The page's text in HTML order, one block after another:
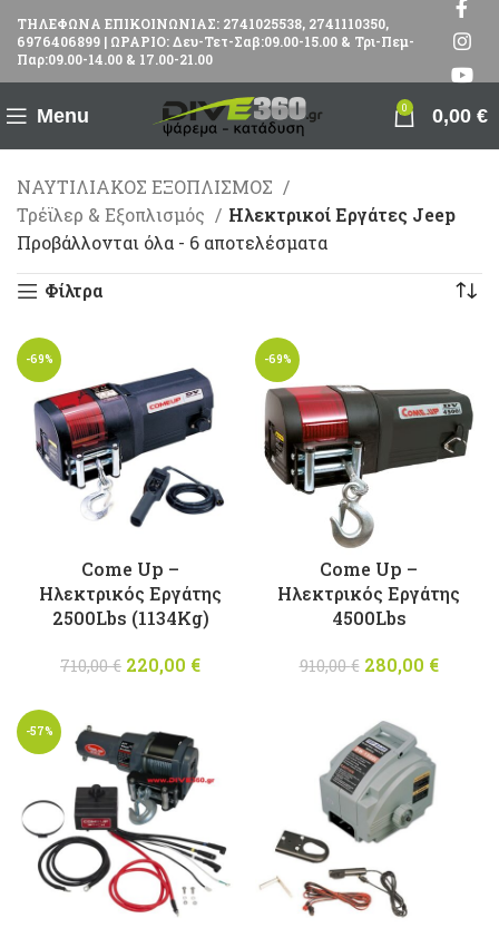
ΤΗΛΕΦΩΝΑ ΕΠΙΚΟΙΝΩΝΙΑΣ: 2741025538, 2741110350,
6976406899 | ΩΡΑΡΙΟ: Δευ-Τετ-Σαβ:09.00-15.00 & Τρι-Πεμ-
Παρ:09.00-14.00 & 17.00-21.00
Menu 0 0,00 €
ΝΑΥΤΙΛΙΑΚΟΣ ΕΞΟΠΛΙΣΜΟΣ
Τρέϊλερ & Εξοπλισμός
Ηλεκτρικοί Εργάτες Jeep
Προβάλλονται όλα - 6 αποτελέσματα
Φίλτρα
-69%
Come Up –
Ηλεκτρικός Εργάτης
2500Lbs (1134Kg)
710,00€
Original
220,00 €
-69%
Come Up –
Ηλεκτρικός Εργάτης
4500Lbs
910,00€
Original
280,00 €
-57%